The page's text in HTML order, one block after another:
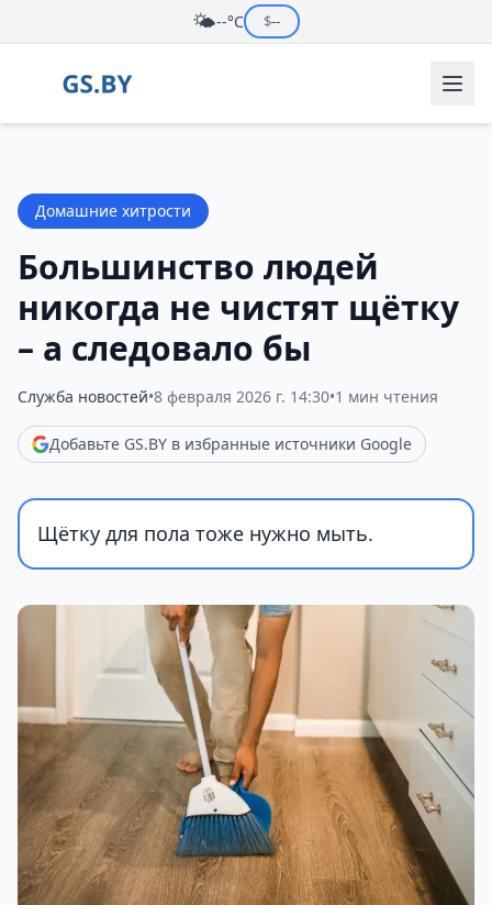
🌤️--°C $--
Домашние хитрости
Большинство людей
никогда не чистят щётку
– а следовало бы
Служба новостей•8 февраля 2026 г. 14:30•1 мин чтения
Добавьте GS.BY в избранные источники Google
Щётку для пола тоже нужно мыть.